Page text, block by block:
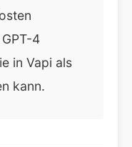
4
in Vapi als
kann.